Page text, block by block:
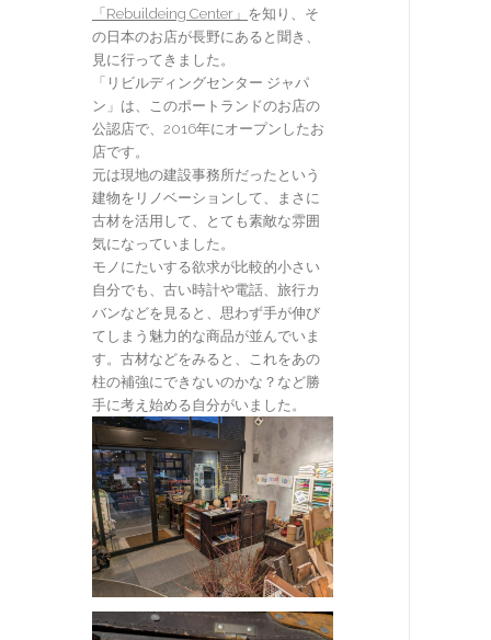
「Rebuildeing Center」 を知り、そ
の日本のお店が長野にあると聞き、
見に行ってきました。
「リビルディングセンター ジャパ
ン」は、このポートランドのお店の
公認店で、2016年にオープンしたお
店です。
元は現地の建設事務所だったという
建物をリノベーションして、まさに
古材を活用して、とても素敵な雰囲
気になっていました。
モノにたいする欲求が比較的小さい
自分でも、古い時計や電話、旅行カ
バンなどを見ると、思わず手が伸び
てしまう魅力的な商品が並んでいま
す。古材などをみると、これをあの
柱の補強にできないのかな？など勝
手に考え始める自分がいました。